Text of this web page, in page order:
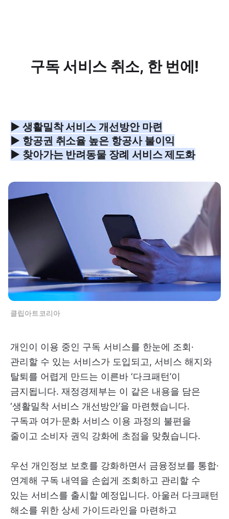
구독 서비스 취소, 한 번에!
▶ 생활밀착 서비스 개선방안 마련
▶ 항공권 취소율 높은 항공사 불이익
▶ 찾아가는 반려동물 장례 서비스 제도화
클립아트코리아
개인이 이용 중인 구독 서비스를 한눈에 조회·
관리할 수 있는 서비스가 도입되고, 서비스 해지와
탈퇴를 어렵게 만드는 이른바 ‘다크패턴’이
금지됩니다. 재정경제부는 이 같은 내용을 담은
‘생활밀착 서비스 개선방안’을 마련했습니다.
구독과 여가·문화 서비스 이용 과정의 불편을
줄이고 소비자 권익 강화에 초점을 맞췄습니다.
우선 개인정보 보호를 강화하면서 금융정보를 통합·
연계해 구독 내역을 손쉽게 조회하고 관리할 수
있는 서비스를 출시할 예정입니다. 아울러 다크패턴
해소를 위한 상세 가이드라인을 마련하고